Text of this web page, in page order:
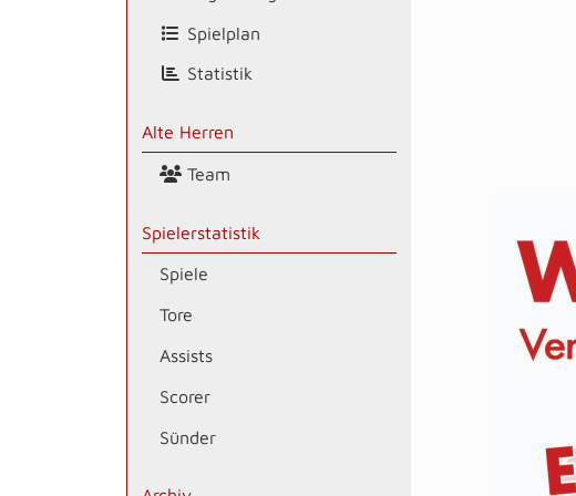
Spielplan
Statistik
Alte Herren
Team
Spielerstatistik
Spiele
Tore
Assists
Scorer
Sünder